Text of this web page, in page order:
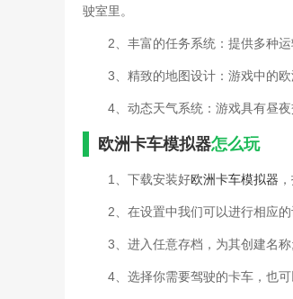
驶室里。
2、丰富的任务系统：提供多种
3、精致的地图设计：游戏中的
4、动态天气系统：游戏具有昼
欧洲卡车模拟器怎么玩
1、下载安装好欧洲卡车模拟器
2、在设置中我们可以进行相应
3、进入任意存档，为其创建名称;
4、选择你需要驾驶的卡车，也